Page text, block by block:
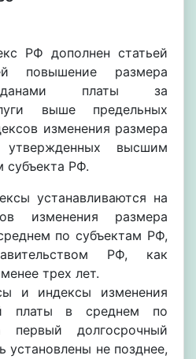
РФ дополнен статьей
повышение размера
платы за
выше предельных
изменения размера
утвержденных высшим
РФ.
устанавливаются на
изменения размера
по субъектам РФ,
РФ, как
трех лет.
и индексы изменения
платы в среднем по
долгосрочный
не позднее,